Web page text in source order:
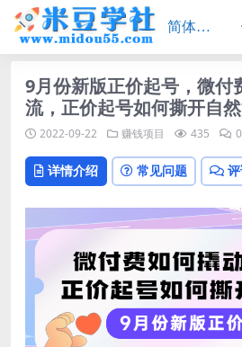
9月份新版正价起号，微付
流，正价起号如何撕开自
2022-09-22 赚钱项目 435 0
详情介绍 常见问题